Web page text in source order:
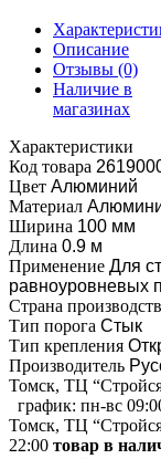
Описание
Отзывы (0)
Наличие в
магазинах
Характеристики
Код товара
Цвет Алюминий
Материал
Ширина 100 мм
Длина 0.9 м
Применение Для
равноуровневых
Страна
Тип порога Стык
Тип крепления
Производитель
Томск, ТЦ
график: пн-вс
Томск, ТЦ
22:00 товар в